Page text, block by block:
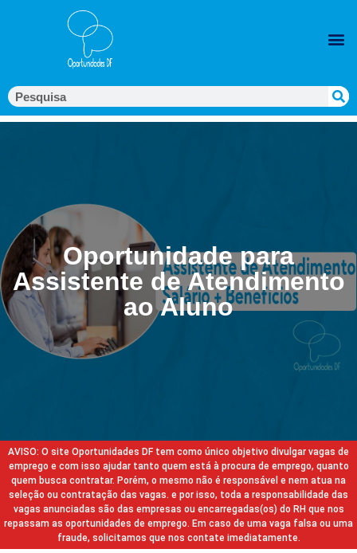
Oportunidade para
Assistente de Atendimento
ao Aluno
AVISO: O site Oportunidades DF tem como único objetivo divulgar vagas de
emprego e com isso ajudar tanto quem está à procura de emprego, quanto
quem busca contratar. Porém, o mesmo não é responsável e nem atua na
seleção ou contratação das vagas. e por isso, toda a responsabilidade das
vagas anunciadas são das empresas ou encarregadas(os) do RH que nos
repassam as oportunidades de emprego. Em caso de uma vaga falsa ou uma
fraude, solicitamos que nos contate imediatamente.